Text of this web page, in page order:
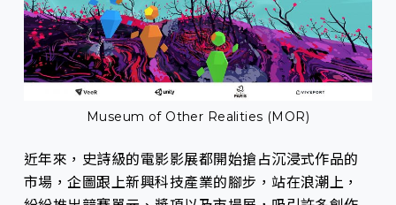
Museum of Other Realities (MOR)
近年來，史詩級的電影影展都開始搶占沉浸式作品的
市場，企圖跟上新興科技產業的腳步，站在浪潮上，